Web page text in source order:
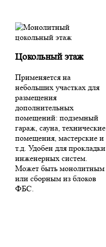
Цокольный этаж
Применяется на
небольших участках для
размещения
дополнительных
помещений: подземный
гараж, сауна, технические
помещения, мастерские и
т.д. Удобен для прокладки
инженерных систем.
Может быть монолитным
или сборным из блоков
ФБС.